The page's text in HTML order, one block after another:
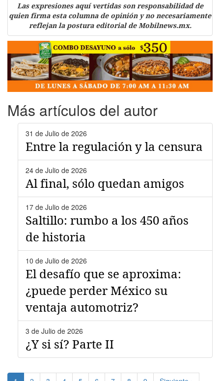
Las expresiones aquí vertidas son responsabilidad de
quien firma esta columna de opinión y no necesariamente
reflejan la postura editorial de Mobilnews.mx.
Más artículos del autor
31 de Julio de 2026
Entre la regulación y la censura
24 de Julio de 2026
Al final, sólo quedan amigos
17 de Julio de 2026
Saltillo: rumbo a los 450 años
de historia
10 de Julio de 2026
El desafío que se aproxima:
¿puede perder México su
ventaja automotriz?
3 de Julio de 2026
¿Y si sí? Parte II
Paginación